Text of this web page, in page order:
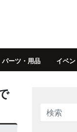
パーツ・用品 イベン